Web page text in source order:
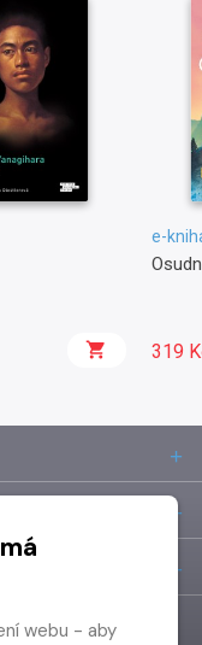
e-
319
webu - aby